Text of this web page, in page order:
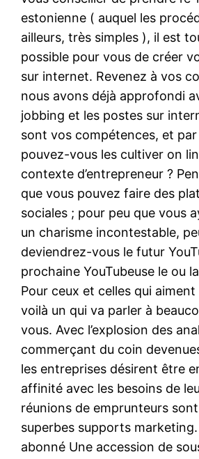
estonienne ( auquel les
ailleurs, très simples ), il est
possible pour vous de créer
sur internet. Revenez à vos
nous avons déjà approfondi
jobbing et les postes sur
sont vos compétences, et
pouvez-vous les cultiver on
contexte d’entrepreneur ?
que vous pouvez faire des
sociales ; pour peu que vous
un charisme incontestable,
deviendrez-vous le futur
prochaine YouTubeuse le ou
Pour ceux et celles qui aiment
voilà un qui va parler à
vous. ​Avec l’explosion des
commerçant du coin
les entreprises désirent être
affinité avec les besoins de
réunions de emprunteurs
superbes supports
abonné Une accession de